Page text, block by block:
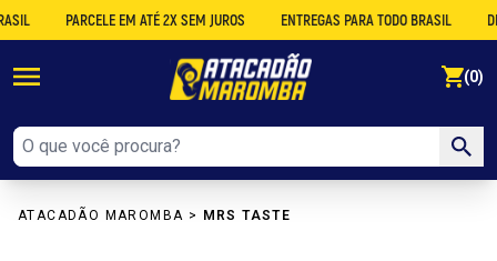
PARCELE EM ATÉ 2X SEM JUROS ENTREGAS PARA TODO BRASIL
(0)
ATACADÃO MAROMBA > MRS TASTE